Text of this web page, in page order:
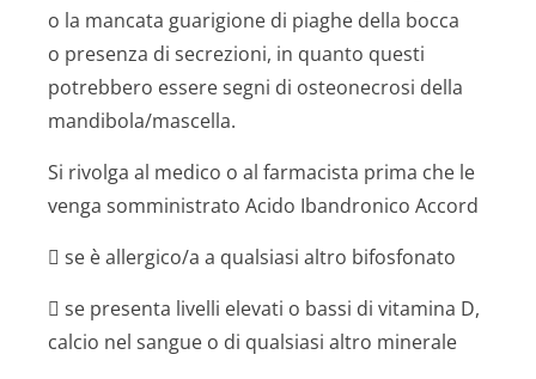
o la mancata guarigione di piaghe della bocca
o presenza di secrezioni, in quanto questi
potrebbero essere segni di osteonecrosi della
mandibola/mascella.
Si rivolga al medico o al farmacista prima che le
venga somministrato Acido Ibandronico Accord
 se è allergico/a a qualsiasi altro bifosfonato
 se presenta livelli elevati o bassi di vitamina D,
calcio nel sangue o di qualsiasi altro minerale